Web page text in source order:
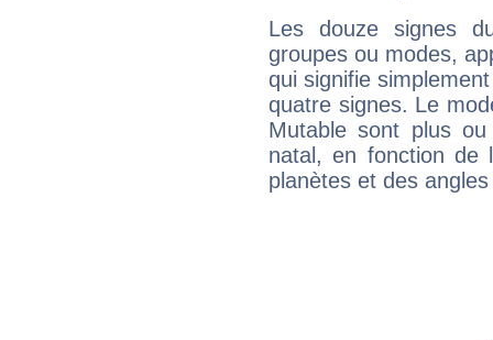
Les douze signes
groupes ou modes,
qui signifie
quatre signes. Le
Mutable sont plus
natal, en fonction de
planètes et des